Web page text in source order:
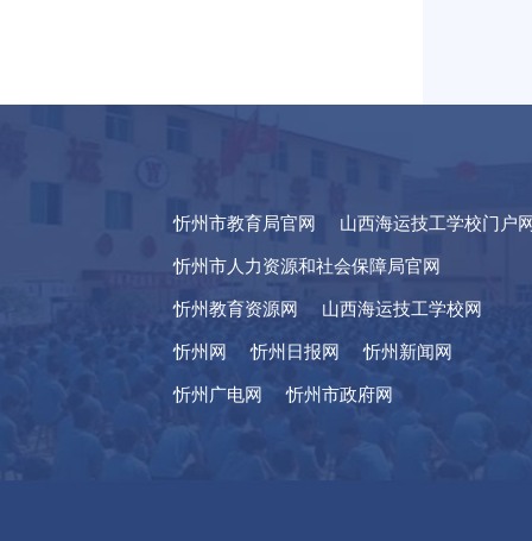
忻州市教育局官网 山西海运技工学校门户
忻州市人力资源和社会保障局官网
忻州教育资源网 山西海运技工学校网
忻州网 忻州日报网 忻州新闻网
忻州广电网 忻州市政府网